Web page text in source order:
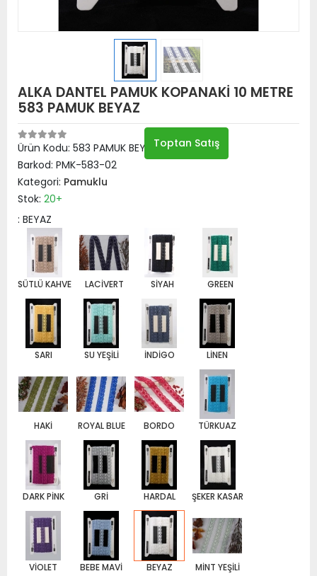
ALKA DANTEL PAMUK KOPANAKİ 10 METRE
583 PAMUK BEYAZ
Ürün Kodu: 583 PAMUK BEYAZ
Barkod: PMK-583-02
Kategori: Pamuklu
Stok: 20+
: BEYAZ
SÜTLÜ KAHVE LACİVERT SİYAH GREEN
SARI SU YEŞİLİ İNDİGO LİNEN
HAKİ ROYAL BLUE BORDO TÜRKUAZ
DARK PİNK GRİ HARDAL ŞEKER KASAR
VİOLET BEBE MAVİ BEYAZ MİNT YEŞİLİ
Toptan Satış